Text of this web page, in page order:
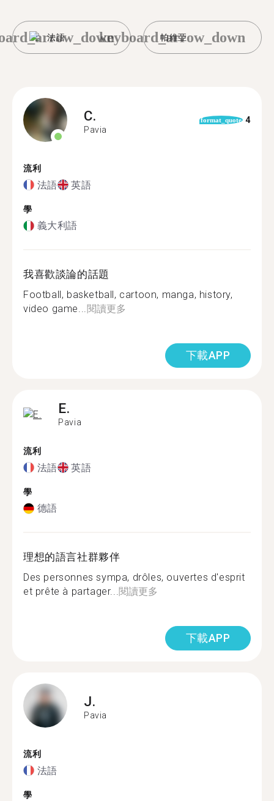
法語 帕維亞
keyboard_arrow_down
C.
Pavia
format_quote 4
流利
法語 英語
學
義大利語
我喜歡談論的話題
Football, basketball, cartoon, manga, history,
video game...閱讀更多
下載APP
E.
Pavia
流利
法語 英語
學
德語
理想的語言社群夥伴
Des personnes sympa, drôles, ouvertes d'esprit
et prête à partager...閱讀更多
下載APP
J.
Pavia
流利
法語
學